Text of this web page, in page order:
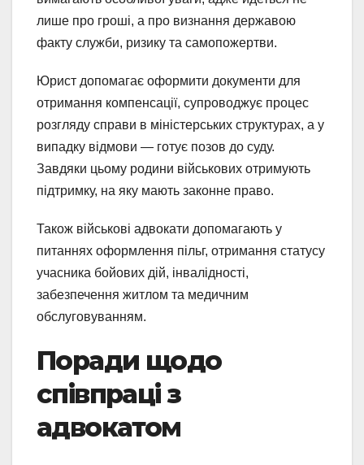
лише про гроші, а про визнання державою
факту служби, ризику та самопожертви.
Юрист допомагає оформити документи для
отримання компенсації, супроводжує процес
розгляду справи в міністерських структурах, а у
випадку відмови — готує позов до суду.
Завдяки цьому родини військових отримують
підтримку, на яку мають законне право.
Також військові адвокати допомагають у
питаннях оформлення пільг, отримання статусу
учасника бойових дій, інвалідності,
забезпечення житлом та медичним
обслуговуванням.
Поради щодо
співпраці з
адвокатом